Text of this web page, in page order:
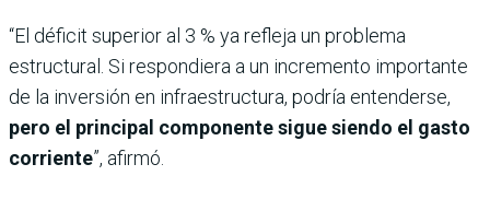
“El déficit superior al 3 % ya refleja un problema
estructural. Si respondiera a un incremento importante
de la inversión en infraestructura, podría entenderse,
pero el principal componente sigue siendo el gasto
corriente”, afirmó.